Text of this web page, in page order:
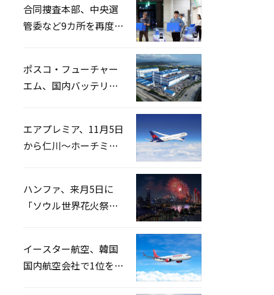
合同捜査本部、中央選
管委など9カ所を再度家
ポスコ・フューチャー
エム、国内バッテリー
エアプレミア、11月5日
から仁川〜ホーチミン
ハンファ、来月5日に
「ソウル世界花火祭り
イースター航空、韓国
国内航空会社で1位を記